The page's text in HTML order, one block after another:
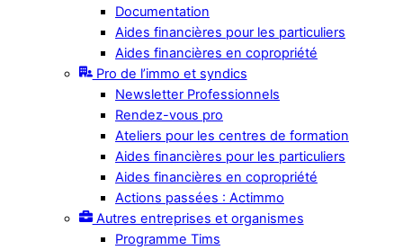
Documentation
Aides financières pour les particuliers
Aides financières en copropriété
Pro de l’immo et syndics
Newsletter Professionnels
Rendez-vous pro
Ateliers pour les centres de formation
Aides financières pour les particuliers
Aides financières en copropriété
Actions passées : Actimmo
Autres entreprises et organismes
Programme Tims